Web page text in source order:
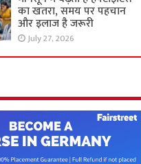
का खतरा, समय पर पहचान
और इलाज है जरूरी
July 27, 2026